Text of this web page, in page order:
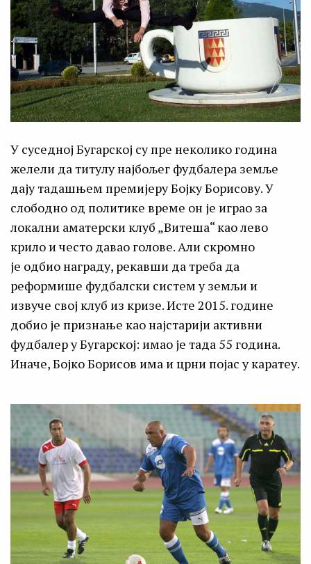
У суседној Бугарској су пре неколико година
желели да титулу најбољег фудбалера земље
дају тадашњем премијеру Бојку Борисову. У
слободно од политике време он је играо за
локални аматерски клуб „Витеша“ као лево
крило и често давао голове. Али скромно
је одбио награду, рекавши да треба да
реформише фудбалски систем у земљи и
извуче свој клуб из кризе. Исте 2015. године
добио је признање као најстарији активни
фудбалер у Бугарској: имао је тада 55 година.
Иначе, Бојко Борисов има и црни појас у каратеу.